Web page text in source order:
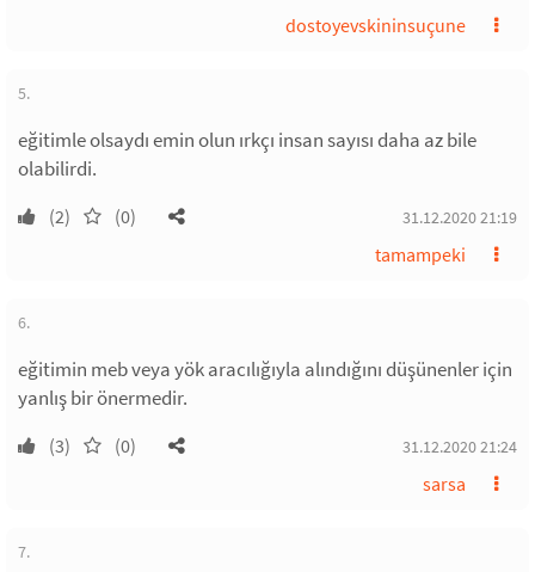
dostoyevskininsuçune
5.
eğitimle olsaydı emin olun ırkçı insan sayısı daha az bile
olabilirdi.
(2) (0) 31.12.2020 21:19
tamampeki
6.
eğitimin meb veya yök aracılığıyla alındığını düşünenler için
yanlış bir önermedir.
(3) (0) 31.12.2020 21:24
sarsa
7.